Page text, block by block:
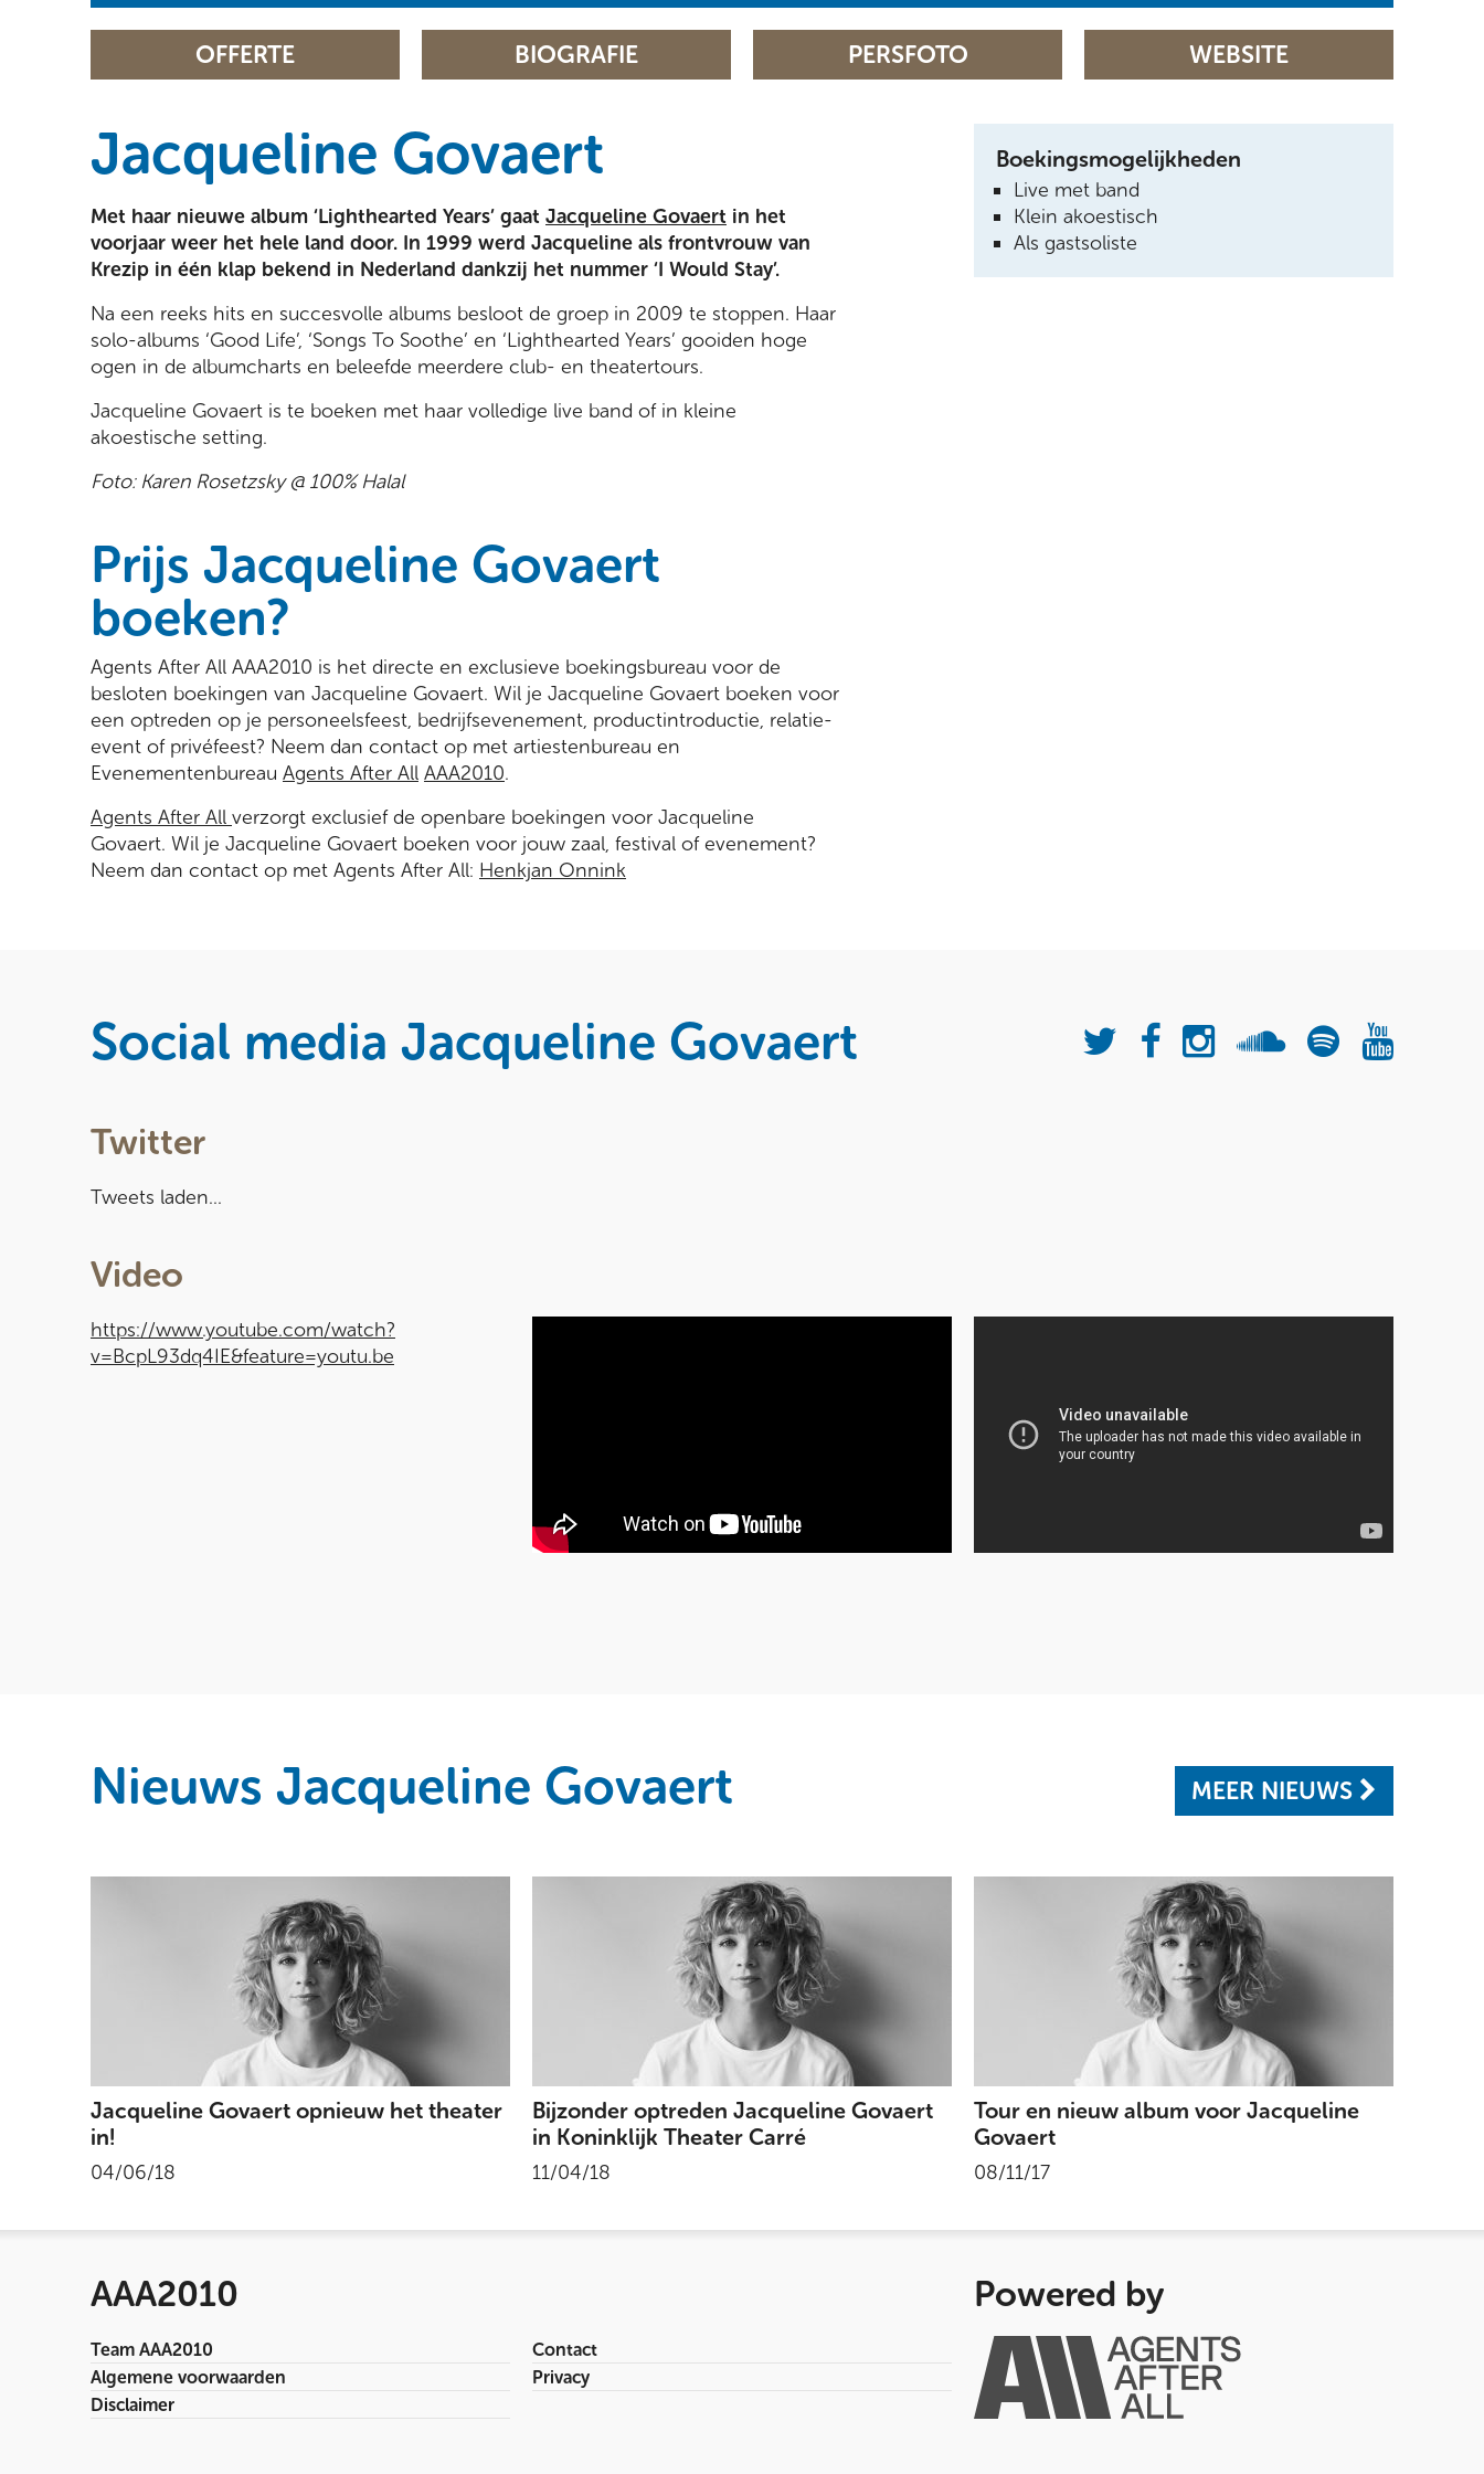
OFFERTE BIOGRAFIE PERSFOTO WEBSITE
Jacqueline Govaert
Met haar nieuwe album ‘Lighthearted Years’ gaat Jacqueline Govaert in het
voorjaar weer het hele land door. In 1999 werd Jacqueline als frontvrouw van
Krezip in één klap bekend in Nederland dankzij het nummer ‘I Would Stay’.
Na een reeks hits en succesvolle albums besloot de groep in 2009 te stoppen. Haar
solo-albums ‘Good Life’, ‘Songs To Soothe’ en ‘Lighthearted Years’ gooiden hoge
ogen in de albumcharts en beleefde meerdere club- en theatertours.
Jacqueline Govaert is te boeken met haar volledige live band of in kleine
akoestische setting.
Foto: Karen Rosetzsky @ 100% Halal
Prijs Jacqueline Govaert
boeken?
Agents After All AAA2010 is het directe en exclusieve boekingsbureau voor de
besloten boekingen van Jacqueline Govaert. Wil je Jacqueline Govaert boeken voor
een optreden op je personeelsfeest, bedrijfsevenement, productintroductie, relatie-
event of privéfeest? Neem dan contact op met artiestenbureau en
Evenementenbureau Agents After All AAA2010.
Agents After All verzorgt exclusief de openbare boekingen voor Jacqueline
Govaert. Wil je Jacqueline Govaert boeken voor jouw zaal, festival of evenement?
Neem dan contact op met Agents After All: Henkjan Onnink
Boekingsmogelijkheden
Live met band
Klein akoestisch
Als gastsoliste
Social media Jacqueline Govaert
Twitter
Tweets laden...
Video
https://www.youtube.com/watch?
v=BcpL93dq4IE&feature=youtu.be
Nieuws Jacqueline Govaert MEER NIEUWS
Jacqueline Govaert opnieuw het theater
in!
04/06/18
Bijzonder optreden Jacqueline Govaert
in Koninklijk Theater Carré
11/04/18
Tour en nieuw album voor Jacqueline
Govaert
08/11/17
AAA2010
Team AAA2010
Contact
Algemene voorwaarden
Privacy
Disclaimer
Powered by